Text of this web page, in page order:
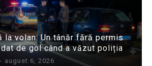
la volan: Un tânăr fără permis
de gol când a văzut poliția
august 6, 2026